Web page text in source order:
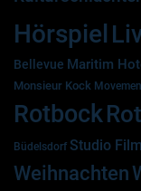
Hörspiel
Bellevue Maritim
Monsieur Kock
Rotbock
Büdelsdorf Studio
Weihnachten